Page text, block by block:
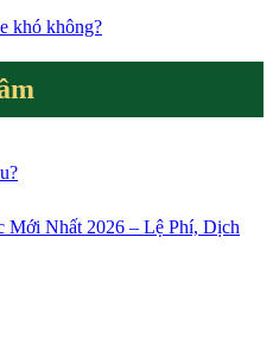
khó không?
Mới Nhất 2026 – Lệ Phí, Dịch